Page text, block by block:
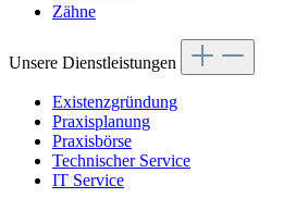
Zähne
Unsere Dienstleistungen
Existenzgründung
Praxisplanung
Praxisbörse
Technischer Service
IT Service